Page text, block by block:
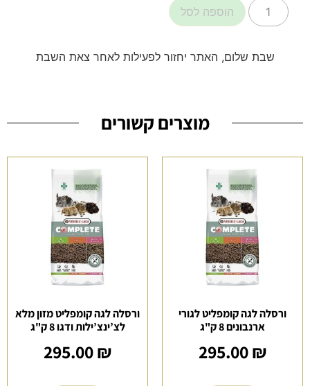
הוספה לסל
שבת שלום, האתר יחזור לפעילות לאחר צאת השבת
מוצרים קשורים
ורסלה לגה קומפליט לגורי
ארנבונים 8 ק"ג
295.00₪
ורסלה לגה קומפליט מזון מלא
לצ’ינצ’ילות ודגו 8 ק"ג
295.00₪